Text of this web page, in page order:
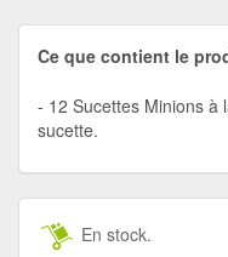
Ce que contient le
12 Sucettes Minions à
sucette.
En stock.